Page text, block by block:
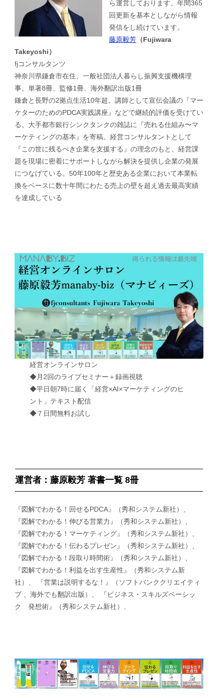
ら運営しております。年間365
回更新を基本としながら情報
発信をし続けています。
藤原毅芳 （Fujiwara
Takeyoshi）
fjコンサルタンツ
神奈川県鎌倉市在住、一般社団法人暮らし振興支援機構理
事、単著8冊、監修1冊、海外翻訳出版1冊
鎌倉と長野の2拠点生活10年超。講師として宣伝会議の『マー
ケターのためのPDCA実践講座』などで継続的評価を受けてい
る。大手都市銀行シンクタンクの雑誌に『売れる仕組み〜マ
ーケティングの基本』を寄稿。経営コンサルタントとして
『この世に残るべき企業を支援する』の理念のもと、経営課
題を現場に密着にサポートしながら解決を提供し企業の発展
につなげている。50年100年と歴史ある企業において本業転
換をベースに数十年間にわたる売上の壁を超え過去最高実績
を達成している
経営オンラインサロン
◆月2回のライブセミナー＋録画視聴
◆平日朝7時に届く「経営×AI×マーケティングのヒ
ント」テキスト配信
◆７日間無料お試し
運営者：藤原毅芳 著書一覧 8冊
『図解でわかる！回せるPDCA』（秀和システム新社）、
『図解でわかる！伸びる営業力』（秀和システム新社）、
『図解でわかる！マーケティング』（秀和システム新社）、
『図解でわかる！伝わるプレゼン』（秀和システム新社）、
『図解でわかる！段取り時間術』（秀和システム新社）、
『図解でわかる！利益を出す生産性』（秀和システム新
社）、 『営業は説明するな！』（ソフトバンククリエイティ
ブ 、海外でも翻訳出版）、 『ビジネス・スキルズベーシッ
ク 発想術』（秀和システム新社）、